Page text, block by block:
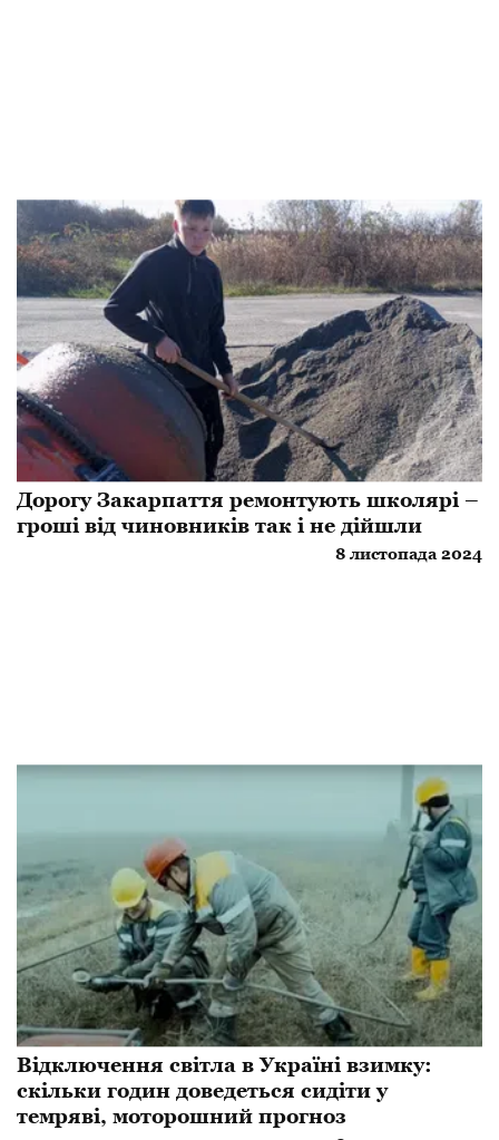
Дорогу Закарпаття ремонтують школярі –
гроші від чиновників так і не дійшли
8 листопада 2024
Відключення світла в Україні взимку:
скільки годин доведеться сидіти у
темряві, моторошний прогноз